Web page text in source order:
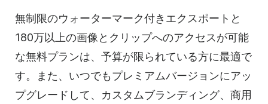
無制限のウォーターマーク付きエクスポートと
180万以上の画像とクリップへのアクセスが可能
な無料プランは、予算が限られている方に最適で
す。また、いつでもプレミアムバージョンにアッ
プグレードして、カスタムブランディング、商用